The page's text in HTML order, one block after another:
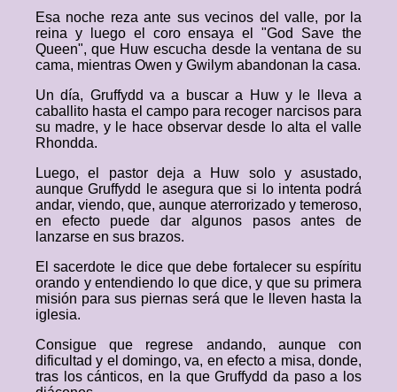
Esa noche reza ante sus vecinos del valle, por la
reina y luego el coro ensaya el "God Save the
Queen", que Huw escucha desde la ventana de su
cama, mientras Owen y Gwilym abandonan la casa.
Un día, Gruffydd va a buscar a Huw y le lleva a
caballito hasta el campo para recoger narcisos para
su madre, y le hace observar desde lo alta el valle
Rhondda.
Luego, el pastor deja a Huw solo y asustado,
aunque Gruffydd le asegura que si lo intenta podrá
andar, viendo, que, aunque aterrorizado y temeroso,
en efecto puede dar algunos pasos antes de
lanzarse en sus brazos.
El sacerdote le dice que debe fortalecer su espíritu
orando y entendiendo lo que dice, y que su primera
misión para sus piernas será que le lleven hasta la
iglesia.
Consigue que regrese andando, aunque con
dificultad y el domingo, va, en efecto a misa, donde,
tras los cánticos, en la que Gruffydd da paso a los